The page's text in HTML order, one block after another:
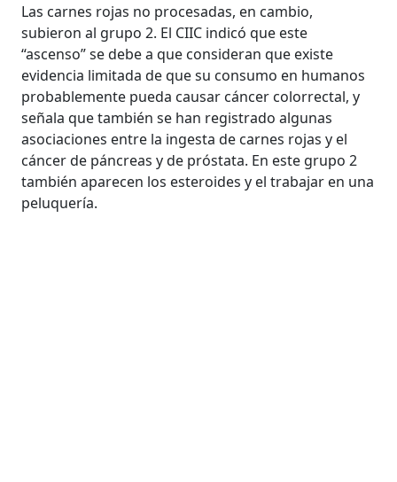
Las carnes rojas no procesadas, en cambio,
subieron al grupo 2. El CIIC indicó que este
“ascenso” se debe a que consideran que existe
evidencia limitada de que su consumo en humanos
probablemente pueda causar cáncer colorrectal, y
señala que también se han registrado algunas
asociaciones entre la ingesta de carnes rojas y el
cáncer de páncreas y de próstata. En este grupo 2
también aparecen los esteroides y el trabajar en una
peluquería.